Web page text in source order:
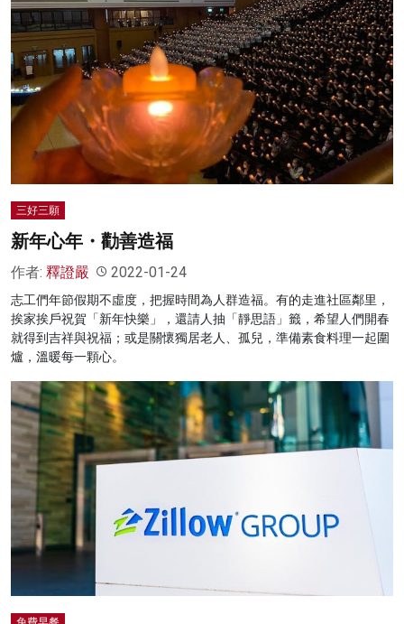
三好三願
新年心年・勸善造福
作者: 釋證嚴 2022-01-24
志工們年節假期不虛度，把握時間為人群造福。有的走進社區鄰里，
挨家挨戶祝賀「新年快樂」，還請人抽「靜思語」籤，希望人們開春
就得到吉祥與祝福；或是關懷獨居老人、孤兒，準備素食料理一起圍
爐，溫暖每一顆心。